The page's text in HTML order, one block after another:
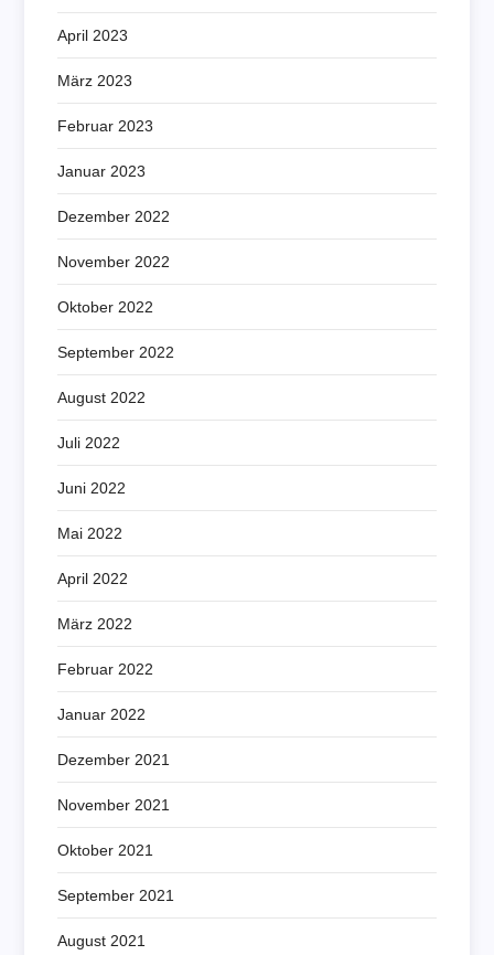
April 2023
März 2023
Februar 2023
Januar 2023
Dezember 2022
November 2022
Oktober 2022
September 2022
August 2022
Juli 2022
Juni 2022
Mai 2022
April 2022
März 2022
Februar 2022
Januar 2022
Dezember 2021
November 2021
Oktober 2021
September 2021
August 2021